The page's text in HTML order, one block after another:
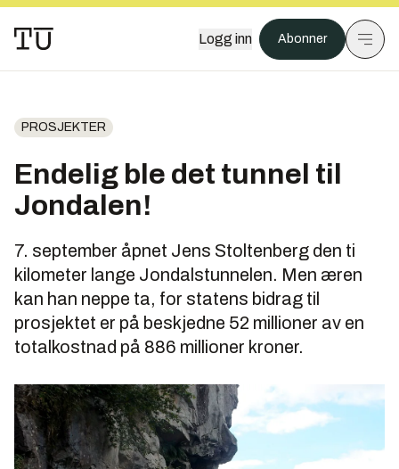
Logg inn Abonner
PROSJEKTER
Endelig ble det tunnel til
Jondalen!
7. september åpnet Jens Stoltenberg den ti
kilometer lange Jondalstunnelen­. Men æren
kan han neppe ta, for statens bidrag til
prosjektet er på beskjedne 52 millioner av en
totalkostnad på 886 millioner kroner.